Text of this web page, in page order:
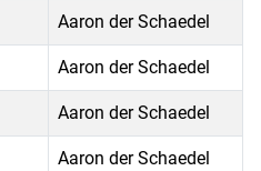
Aaron der Schaedel
Aaron der Schaedel
Aaron der Schaedel
Aaron der Schaedel